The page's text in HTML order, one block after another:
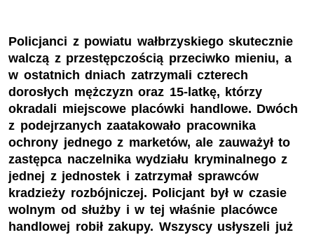
Policjanci z powiatu wałbrzyskiego skutecznie
walczą z przestępczością przeciwko mieniu, a
w ostatnich dniach zatrzymali czterech
dorosłych mężczyzn oraz 15-latkę, którzy
okradali miejscowe placówki handlowe. Dwóch
z podejrzanych zaatakowało pracownika
ochrony jednego z marketów, ale zauważył to
zastępca naczelnika wydziału kryminalnego z
jednej z jednostek i zatrzymał sprawców
kradzieży rozbójniczej. Policjant był w czasie
wolnym od służby i w tej właśnie placówce
handlowej robił zakupy. Wszyscy usłyszeli już